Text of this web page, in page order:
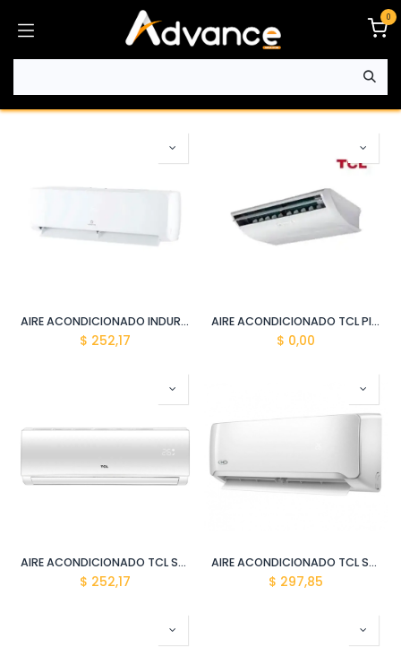
0
AIRE ACONDICIONADO INDURAMA SPLIT ASI 121I BL
$ 252,17
AIRE ACONDICIONADO TCL PISO TECHO SPLIT TCE60ZCRAU2I 60000 BTU
$ 0,00
AIRE ACONDICIONADO TCL SPLIT TAC-12CSA/Z2 ALTA EFIC. (12000 BTU)
$ 252,17
AIRE ACONDICIONADO TCL SPLIT TAC-12CSAM2 (12000 BTU) MIRACLE WIFI
$ 297,85